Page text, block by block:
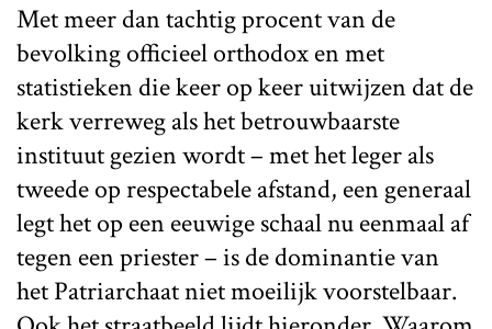
Met meer dan tachtig procent van de
bevolking officieel orthodox en met
statistieken die keer op keer uitwijzen dat de
kerk verreweg als het betrouwbaarste
instituut gezien wordt – met het leger als
tweede op respectabele afstand, een generaal
legt het op een eeuwige schaal nu eenmaal af
tegen een priester – is de dominantie van
het Patriarchaat niet moeilijk voorstelbaar.